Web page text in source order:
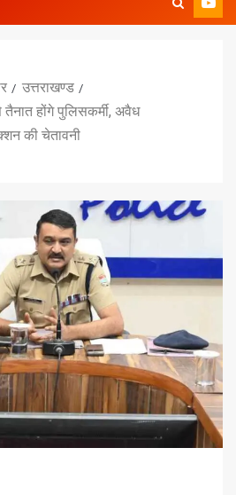
उत्तराखण्ड
होंगे पुलिसकर्मी, अवैध
की चेतावनी